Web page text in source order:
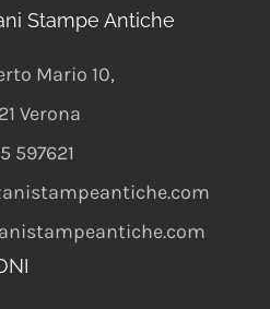
Stampe Antiche
Mario 10,
Verona
597621